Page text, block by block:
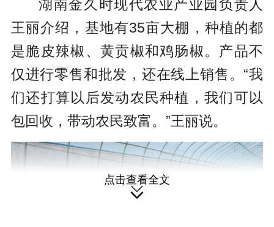
湖南金久时现代农业产业园负责人
王丽介绍，基地有35亩大棚，种植的都
是脆皮辣椒、黄贡椒和鸡肠椒。产品不
仅进行零售和批发，还在线上销售。“我
们还打算以后发动农民种植，我们可以
包回收，带动农民致富。”王丽说。
点击查看全文
